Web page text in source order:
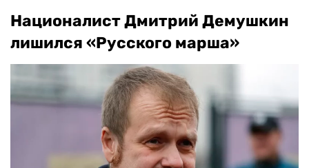
Националист Дмитрий Демушкин
лишился «Русского марша»